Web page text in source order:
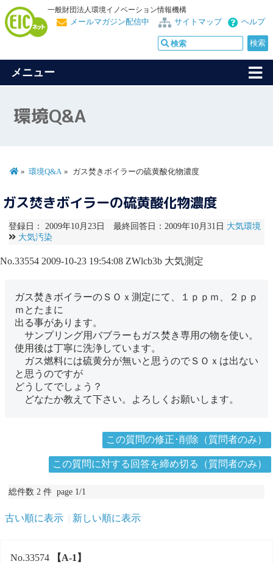
一般財団法人環境イノベーション情報機構
ヘルプ
サイトマップ
メールマガジン配信中
メニュー
環境Q&A
環境Q&A ガス焚きボイラーの硫黄酸化物濃度
ガス焚きボイラーの硫黄酸化物濃度
登録日： 2009年10月23日 最終回答日：2009年10月31日 大気環境
大気汚染
No.33554 2009-10-23 19:54:08 ZWlcb3b 大気測定
ガス焚きボイラーのＳＯｘ測定にて、１ｐｐｍ、２ｐｐ
ｍとたまに
出る事があります。
サンプリング用バブラーもガス焚き専用の物を使い。
使用後は丁寧に洗浄しています。
ガス燃料には硫黄分が無いと思うのでＳＯｘは出ない
と思うのですが
どうしてでしょう？
どなたか教えて下さい。よろしくお願いします。
この質問の修正･削除（質問者のみ）
この質問に対する回答を締め切る（質問者のみ）
総件数 2 件 page 1/1
古い順に表示 新しい順に表示
No.33574 【A-1】